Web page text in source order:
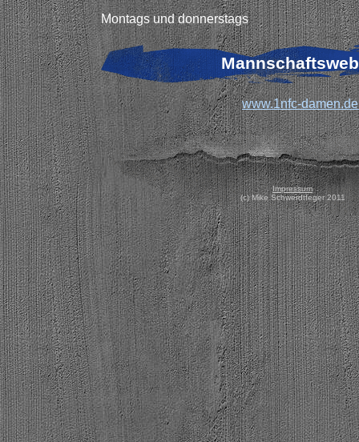
Montags und donnerstags
www.1nfc-
Impressum
(c) Mike Schwerdtfeger 2011